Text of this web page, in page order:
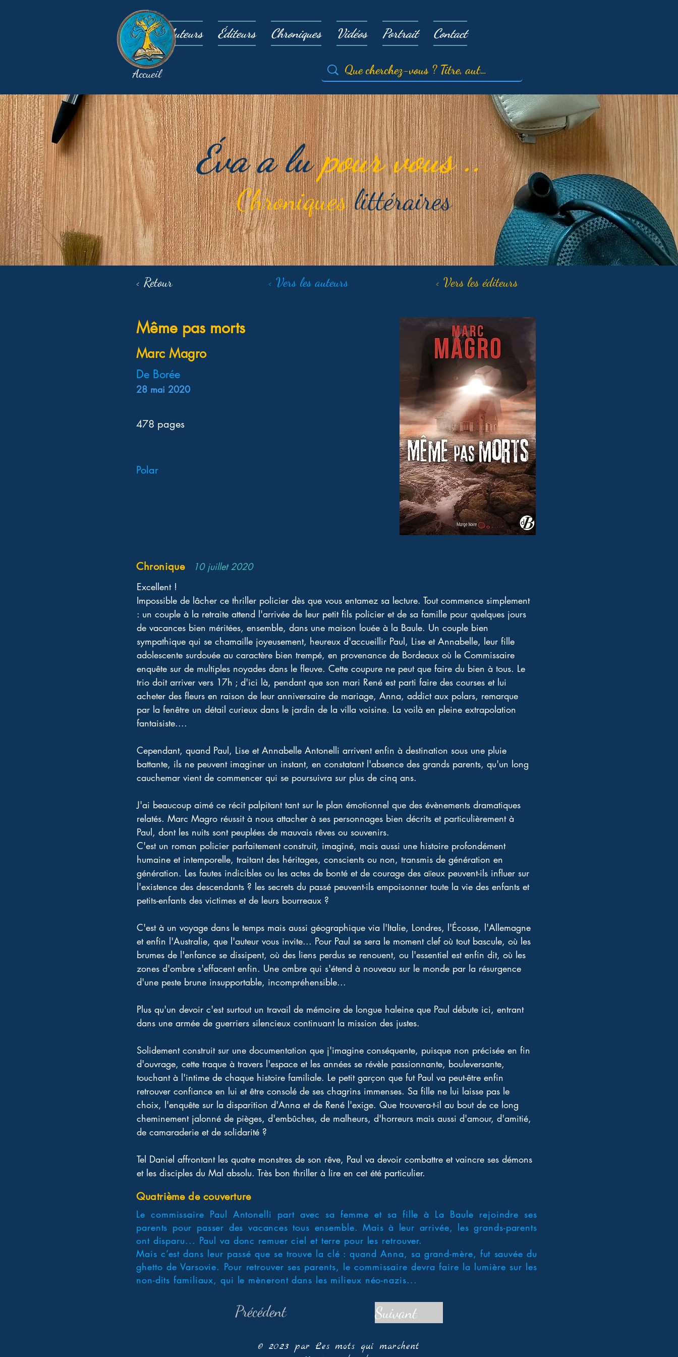
Auteurs Éditeurs Chroniques Vidéos Portrait Contact
Accueil
Éva a lupour vous ..
Chroniqueslittéraires
Même pas morts
Marc Magro
De Borée
28 mai 2020
478 pages
Polar
Chronique
10 juillet 2020
Excellent !
Impossible de lâcher ce thriller policier dès que vous entamez sa lecture. Tout commence simplement
: un couple à la retraite attend l'arrivée de leur petit fils policier et de sa famille pour quelques jours
de vacances bien méritées, ensemble, dans une maison louée à la Baule. Un couple bien
sympathique qui se chamaille joyeusement, heureux d'accueillir Paul, Lise et Annabelle, leur fille
adolescente surdouée au caractère bien trempé, en provenance de Bordeaux où le Commissaire
enquête sur de multiples noyades dans le fleuve. Cette coupure ne peut que faire du bien à tous. Le
trio doit arriver vers 17h ; d'ici là, pendant que son mari René est parti faire des courses et lui
acheter des fleurs en raison de leur anniversaire de mariage, Anna, addict aux polars, remarque
par la fenêtre un détail curieux dans le jardin de la villa voisine. La voilà en pleine extrapolation
fantaisiste....
Cependant, quand Paul, Lise et Annabelle Antonelli arrivent enfin à destination sous une pluie
battante, ils ne peuvent imaginer un instant, en constatant l'absence des grands parents, qu'un long
cauchemar vient de commencer qui se poursuivra sur plus de cinq ans.
J'ai beaucoup aimé ce récit palpitant tant sur le plan émotionnel que des évènements dramatiques
relatés. Marc Magro réussit à nous attacher à ses personnages bien décrits et particulièrement à
Paul, dont les nuits sont peuplées de mauvais rêves ou souvenirs.
C'est un roman policier parfaitement construit, imaginé, mais aussi une histoire profondément
humaine et intemporelle, traitant des héritages, conscients ou non, transmis de génération en
génération. Les fautes indicibles ou les actes de bonté et de courage des aïeux peuvent-ils influer sur
l'existence des descendants ? les secrets du passé peuvent-ils empoisonner toute la vie des enfants et
petits-enfants des victimes et de leurs bourreaux ?
C'est à un voyage dans le temps mais aussi géographique via l'Italie, Londres, l'Écosse, l'Allemagne
et enfin l'Australie, que l'auteur vous invite... Pour Paul se sera le moment clef où tout bascule, où les
brumes de l'enfance se dissipent, où des liens perdus se renouent, ou l'essentiel est enfin dit, où les
zones d'ombre s'effacent enfin. Une ombre qui s'étend à nouveau sur le monde par la résurgence
d'une peste brune insupportable, incompréhensible...
Plus qu'un devoir c'est surtout un travail de mémoire de longue haleine que Paul débute ici, entrant
dans une armée de guerriers silencieux continuant la mission des justes.
Solidement construit sur une documentation que j'imagine conséquente, puisque non précisée en fin
d'ouvrage, cette traque à travers l'espace et les années se révèle passionnante, bouleversante,
touchant à l'intime de chaque histoire familiale. Le petit garçon que fut Paul va peut-être enfin
retrouver confiance en lui et être consolé de ses chagrins immenses. Sa fille ne lui laisse pas le
choix, l'enquête sur la disparition d'Anna et de René l'exige. Que trouvera-t-il au bout de ce long
cheminement jalonné de pièges, d'embûches, de malheurs, d'horreurs mais aussi d'amour, d'amitié,
de camaraderie et de solidarité ?
Tel Daniel affrontant les quatre monstres de son rêve, Paul va devoir combattre et vaincre ses démons
et les disciples du Mal absolu. Très bon thriller à lire en cet été particulier.
Quatrième de couverture
Le commissaire Paul Antonelli part avec sa femme et sa fille à La Baule rejoindre ses
parents pour passer des vacances tous ensemble. Mais à leur arrivée, les grands-parents
ont disparu... Paul va donc remuer ciel et terre pour les retrouver.
Mais c’est dans leur passé que se trouve la clé : quand Anna, sa grand-mère, fut sauvée du
ghetto de Varsovie. Pour retrouver ses parents, le commissaire devra faire la lumière sur les
non-dits familiaux, qui le mèneront dans les milieux néo-nazis...
Précédent Suivant
< Retour < Vers les auteurs < Vers les éditeurs
© 2023 par Les mots qui marchent